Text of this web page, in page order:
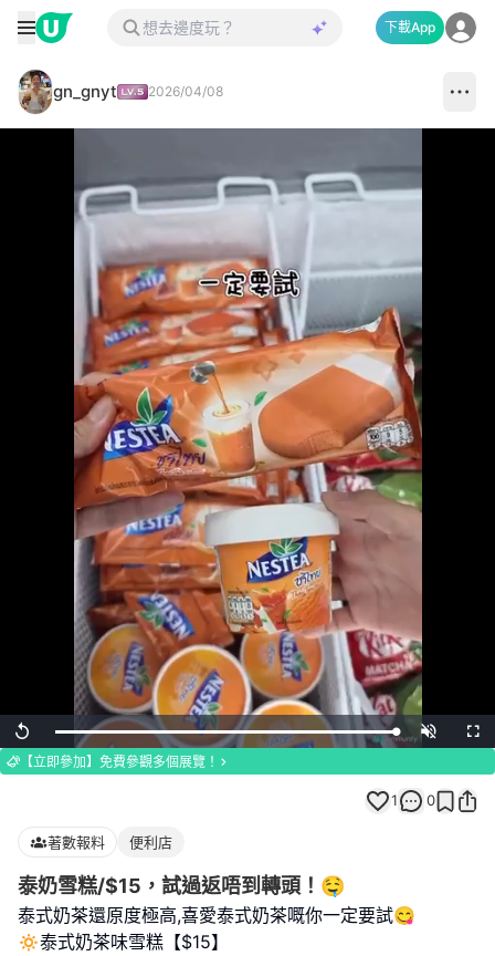
下載App
gn_gnyt 2026/04/08
Replay Loaded:
100.00%
Unmute
【立即參加】免費參觀多個展覽！
1 0
著數報料 便利店
泰奶雪糕/$15，試過返唔到轉頭！🤤
泰式奶茶還原度極高,喜愛泰式奶茶嘅你一定要試😋
🔅泰式奶茶味雪糕【$15】